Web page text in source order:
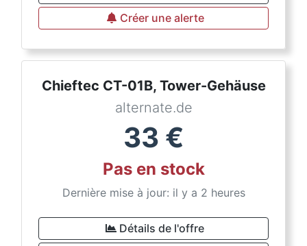
Créer une alerte
Chieftec CT-01B, Tower-Gehäuse
alternate.de
33 €
Pas en stock
Dernière mise à jour: il y a 2 heures
Détails de l'offre